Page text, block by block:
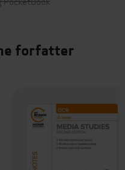
forfatter